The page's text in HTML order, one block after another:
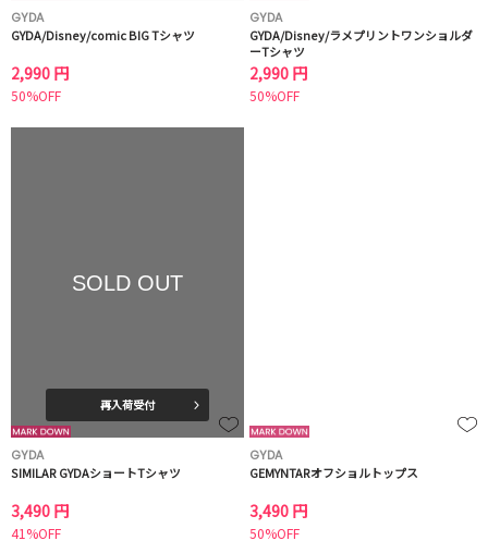
GYDA
GYDA/Disney/comic BIG Tシャツ
2,990 円
50%OFF
GYDA
GYDA/Disney/ラメプリントワンショルダ
ーTシャツ
2,990 円
50%OFF
SOLD OUT
再入荷受付
GYDA
SIMILAR GYDAショートTシャツ
3,490 円
41%OFF
GYDA
GEMYNTARオフショルトップス
3,490 円
50%OFF